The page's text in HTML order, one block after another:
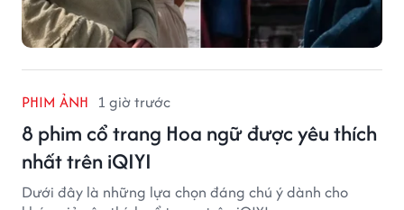
PHIM ẢNH 1 giờ trước
8 phim cổ trang Hoa ngữ được yêu thích
nhất trên iQIYI
Dưới đây là những lựa chọn đáng chú ý dành cho